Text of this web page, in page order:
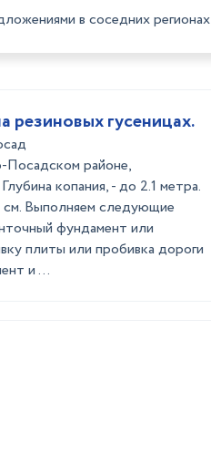
в соседних регионах
резиновых гусеницах.
районе,
копания, - до 2.1 метра.
Выполняем следующие
фундамент или
плиты или пробивка дороги
и ...